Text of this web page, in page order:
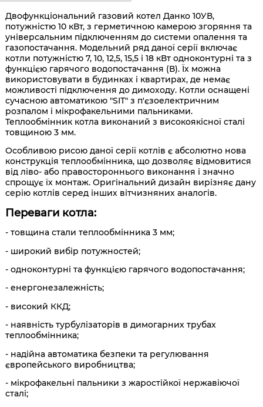
Двофункціональний газовий котел Данко 10УВ,
потужністю 10 кВт, з герметичною камерою згоряння та
універсальним підключенням до системи опалення та
газопостачання. Модельний ряд даної серії включає
котли потужністю 7, 10, 12,5, 15,5 і 18 кВт одноконтурні та з
функцією гарячого водопостачання (В). Їх можна
використовувати в будинках і квартирах, де немає
можливості підключення до димоходу. Котли оснащені
сучасною автоматикою "SIT" з п'єзоелектричним
розпалом і мікрофакельними пальниками.
Теплообмінник котла виконаний з високоякісної сталі
товщиною 3 мм.
Особливою рисою даної серії котлів є абсолютно нова
конструкція теплообмінника, що дозволяє відмовитися
від ліво- або правостороннього виконання і значно
спрощує їх монтаж. Оригінальний дизайн вирізняє дану
серію котлів серед інших вітчизняних аналогів.
Переваги котла:
- товщина стали теплообмінника 3 мм;
- широкий вибір потужностей;
- одноконтурні та функцією гарячого водопостачання;
- енергонезалежність;
- високий ККД;
- наявність турбулізаторів в димогарних трубах
теплообмінника;
- надійна автоматика безпеки та регулювання
європейського виробництва;
- мікрофакельні пальники з жаростійкої нержавіючої
сталі;